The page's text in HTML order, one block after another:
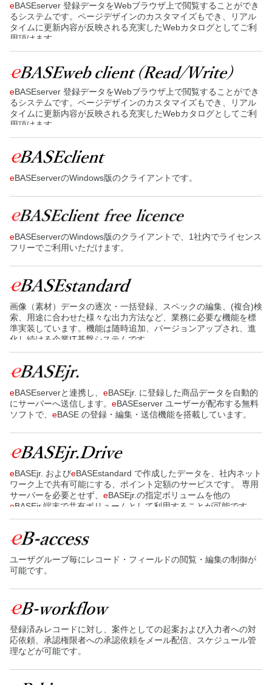
eBASEserver 登録データをWebブラウザ上で閲覧することができ
るシステムです。ページデザインのカスタマイズもでき、リアル
タイムに更新内容が反映される充実したWebカタログとしてご利
用頂けます。
検索だけでなく、商品データの出力やエクセル出力機能にも対応
eBASEserver 登録データをWebブラウザ上で閲覧することができ
るシステムです。ページデザインのカスタマイズもでき、リアル
タイムに更新内容が反映される充実したWebカタログとしてご利
用頂けます。
検索だけでなく、商品データの出力やエクセル出力機能にも対応
eBASEserverのWindows版のクライアントです。
eBASEserverのWindows版のクライアントで、1社内でライセンス
フリーでご利用いただけます。
画像（素材）データの逐次・一括登録、スペックの編集、(複合)検
索、用途に合わせた様々な出力方法など、業務に必要な機能を標
準実装しています。機能は随時追加、バージョンアップされ、進
化し続ける企業IT基盤システムです。
Windowsパソコン単体で動作し、様々なオプションと組み合わせ
eBASEserverと連携し、 eBASEjr. に登録した商品データを自動的
にサーバーへ送信します。 eBASEserver ユーザーが配布する無料
ソフトで、 eBASE の登録・編集・送信機能を搭載しています。
eBASEjr. およびeBASEstandard で作成したデータを、社内ネット
ワーク上で共有可能にする、ポイント定額のサービスです。 専用
サーバーを必要とせず、 eBASEjr.の指定ボリュームを他の
eBASEjr.端末で共有ボリュームとして利用することが可能です。
ユーザグループ毎にレコード・フィールドの閲覧・編集の制御が
可能です。
登録済みレコードに対し、案件としての起案および入力者への対
応依頼、承認権限者への承認依頼をメール配信、スケジュール管
理などが可能です。